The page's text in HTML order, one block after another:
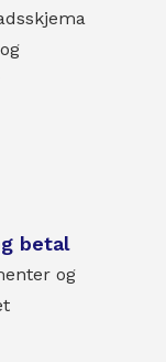
betal
og